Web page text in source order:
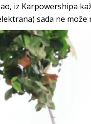
iz Karpowershipa
sada ne